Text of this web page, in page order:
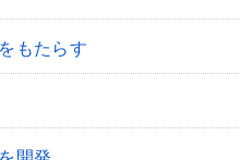
もたらす